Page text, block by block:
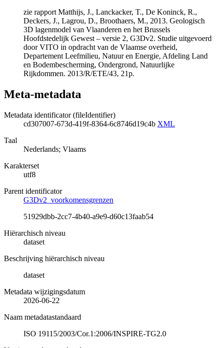
zie rapport Matthijs, J., Lanckacker, T., De Koninck, R.,
Deckers, J., Lagrou, D., Broothaers, M., 2013. Geologisch
3D lagenmodel van Vlaanderen en het Brussels
Hoofdstedelijk Gewest – versie 2, G3Dv2. Studie uitgevoerd
door VITO in opdracht van de Vlaamse overheid,
Departement Leefmilieu, Natuur en Energie, Afdeling Land
en Bodembescherming, Ondergrond, Natuurlijke
Rijkdommen. 2013/R/ETE/43, 21p.
Meta-metadata
Metadata identificator (fileIdentifier)
cd307007-673d-419f-8364-6c8746d19c4b XML
Taal
Nederlands; Vlaams
Karakterset
utf8
Parent identificator
G3Dv2_voorkomensgrenzen
51929dbb-2cc7-4b40-a9e9-d60c13faab54
Hiërarchisch niveau
dataset
Beschrijving hiërarchisch niveau
dataset
Metadata wijzigingsdatum
2026-06-22
Naam metadatastandaard
ISO 19115/2003/Cor.1:2006/INSPIRE-TG2.0